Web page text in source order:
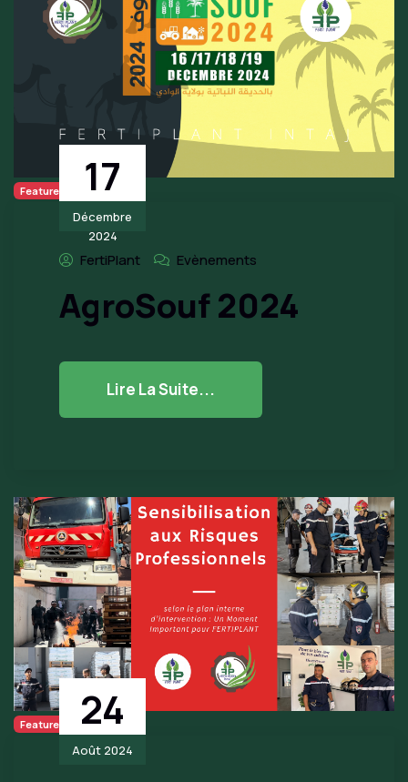
Featured
AgroSouf 2024
FertiPlant Evènements
17
Décembre
2024
Lire La Suite...
Featured 24
Août 2024